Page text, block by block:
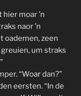
hier moar ’n
naor ’n
oademen, zeen
um straks
“Woar dan?”
eersten. “In de